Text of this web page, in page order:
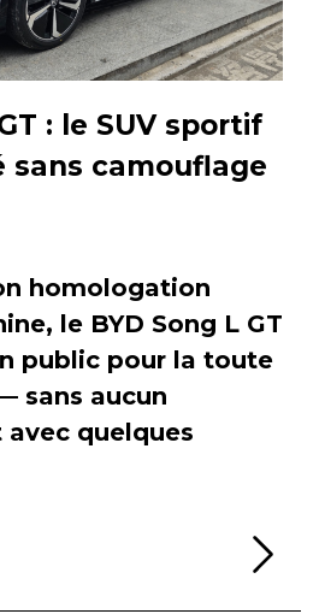
: le SUV sportif
sans camouflage
homologation
le BYD Song L GT
public pour la toute
sans aucun
quelques